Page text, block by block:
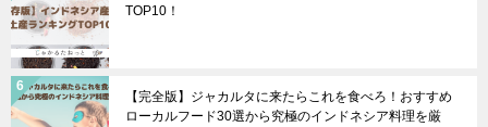
TOP10！
【完全版】ジャカルタに来たらこれを食べろ！おすすめ
ローカルフード30選から究極のインドネシア料理を厳